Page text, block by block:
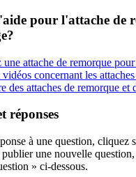
pour l'attache de
une attache de remorque
vidéos concernant les
des attaches de remorque et
réponses
à une question, cliquez
une nouvelle
» ci-dessous.